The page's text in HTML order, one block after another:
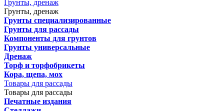
Грунты, дренаж
Грунты, дренаж
Грунты специализированные
Грунты для рассады
Компоненты для грунтов
Грунты универсальные
Дренаж
Торф и торфобрикеты
Кора, щепа, мох
Товары для рассады
Товары для рассады
Печатные издания